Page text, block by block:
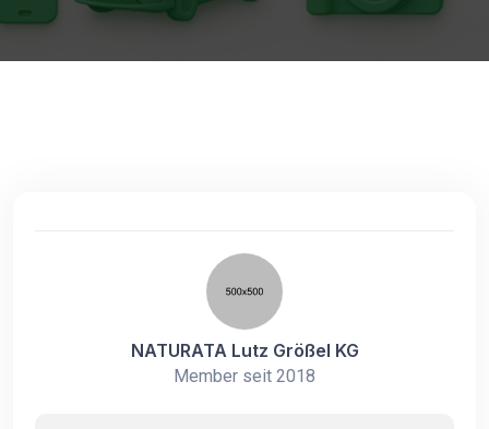
NATURATA Lutz Größel KG
Member seit 2018